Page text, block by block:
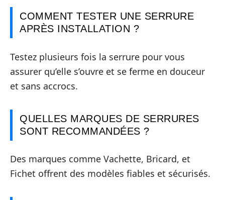
COMMENT TESTER UNE SERRURE
APRÈS INSTALLATION ?
Testez plusieurs fois la serrure pour vous
assurer qu’elle s’ouvre et se ferme en douceur
et sans accrocs.
QUELLES MARQUES DE SERRURES
SONT RECOMMANDÉES ?
Des marques comme Vachette, Bricard, et
Fichet offrent des modèles fiables et sécurisés.